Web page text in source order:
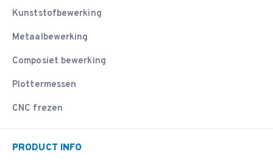
Kunststofbewerking
Metaalbewerking
Composiet bewerking
Plottermessen
CNC frezen
PRODUCT INFO